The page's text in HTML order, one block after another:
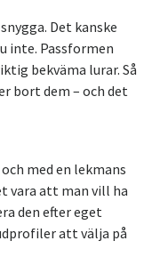
Det kanske
inte. Passformen
bekväma lurar. Så
bort dem – och det
med en lekmans
vara att man vill ha
den efter eget
att välja på